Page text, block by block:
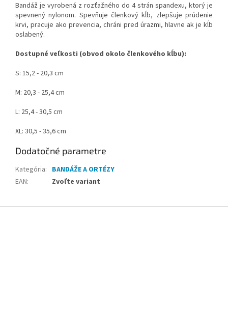
Bandáž je vyrobená z rozťažného do 4 strán spandexu, ktorý je
spevnený nylonom. Spevňuje členkový kĺb, zlepšuje prúdenie
krvi, pracuje ako prevencia, chráni pred úrazmi, hlavne ak je kĺb
oslabený.
Dostupné veľkosti (obvod okolo členkového kĺbu):
S: 15,2 - 20,3 cm
M: 20,3 - 25,4 cm
L: 25,4 - 30,5 cm
XL: 30,5 - 35,6 cm
Dodatočné parametre
Kategória: BANDÁŽE A ORTÉZY
EAN: Zvoľte variant